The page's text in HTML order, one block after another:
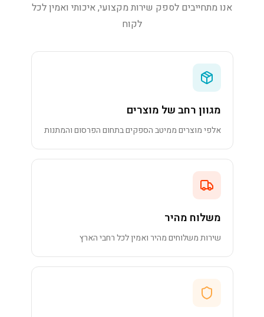
אנו מתחייבים לספק שירות מקצועי, איכותי ואמין לכל
לקוח
מגוון רחב של מוצרים
אלפי מוצרים ממיטב הספקים בתחום הפרסום והמתנות
משלוח מהיר
שירות משלוחים מהיר ואמין לכל רחבי הארץ